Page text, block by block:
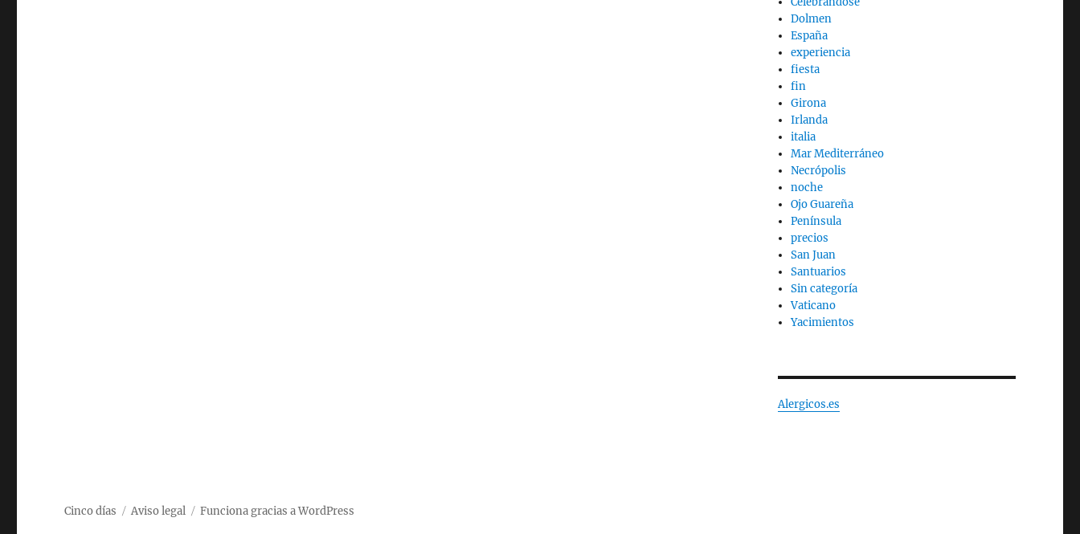
Dolmen
España
experiencia
fiesta
fin
Girona
Irlanda
italia
Mar Mediterráneo
Necrópolis
noche
Ojo Guareña
Península
precios
San Juan
Santuarios
Sin categoría
Vaticano
Yacimientos
Alergicos.es
Cinco días Aviso legal Funciona gracias a WordPress